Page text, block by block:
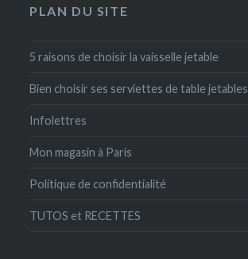
PLAN DU SITE
5 raisons de choisir la vaisselle jetable
Bien choisir ses serviettes de table jetables
Infolettres
Mon magasin à Paris
Politique de confidentialité
TUTOS et RECETTES